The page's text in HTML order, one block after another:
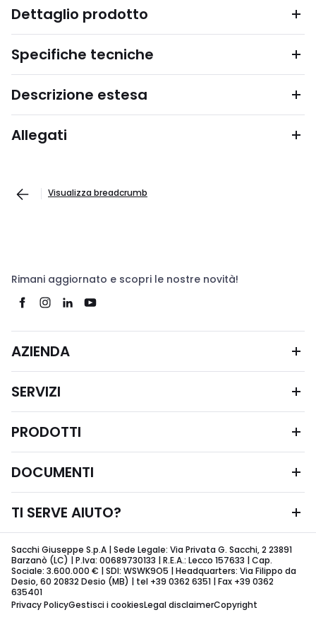
Dettaglio prodotto
Specifiche tecniche
Descrizione estesa
Allegati
Visualizza breadcrumb
Rimani aggiornato e scopri le nostre novità!
AZIENDA
SERVIZI
PRODOTTI
DOCUMENTI
TI SERVE AIUTO?
Sacchi Giuseppe S.p.A | Sede Legale: Via Privata G. Sacchi, 2 23891
Barzanò (LC) | P.Iva: 00689730133 | R.E.A.: Lecco 157633 | Cap.
Sociale: 3.600.000 € | SDI: WSWK9O5 | Headquarters: Via Filippo da
Desio, 60 20832 Desio (MB) | tel +39 0362 6351 | Fax +39 0362
635401
Privacy PolicyGestisci i cookiesLegal disclaimerCopyright